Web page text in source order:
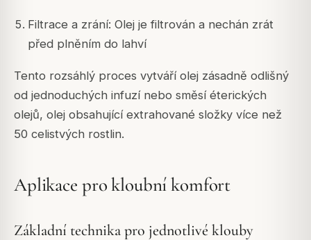
Filtrace a zrání: Olej je filtrován a nechán zrát
před plněním do lahví
Tento rozsáhlý proces vytváří olej zásadně odlišný
od jednoduchých infuzí nebo směsí éterických
olejů, olej obsahující extrahované složky více než
50 celistvých rostlin.
Aplikace pro kloubní komfort
Základní technika pro jednotlivé klouby